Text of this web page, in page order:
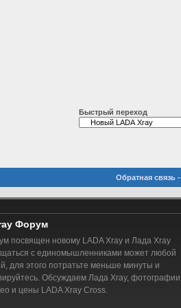
Быстрый переход
Обратная связь -
Форум
посвящен новому LADA Xray и Лада Xray
с единомышленниками может любой
для этого потратьте меньше минуты и
Обсуждаем Лада Xray, фотографии
и цены LADA Xray Cross.